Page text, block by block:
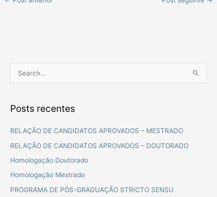
q
u
r
p
Posts recentes
RELAÇÃO DE CANDIDATOS APROVADOS – MESTRADO
RELAÇÃO DE CANDIDATOS APROVADOS – DOUTORADO
Homologação Doutorado
Homologação Mestrado
PROGRAMA DE PÓS-GRADUAÇÃO STRICTO SENSU